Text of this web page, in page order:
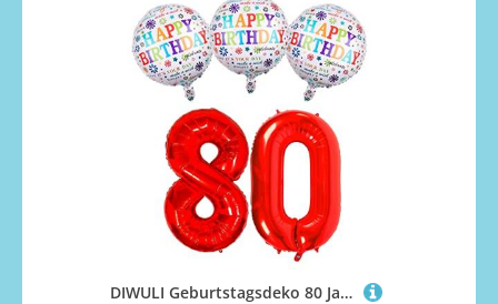
DIWULI Geburtstagsdeko 80 Jahre - Rote Zahl 80 Deko Set